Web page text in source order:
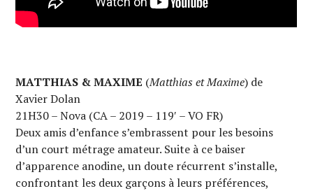
MATTHIAS & MAXIME (Matthias et Maxime) de
Xavier Dolan
21H30 – Nova (CA – 2019 – 119′ – VO FR)
Deux amis d’enfance s’embrassent pour les besoins
d’un court métrage amateur. Suite à ce baiser
d’apparence anodine, un doute récurrent s’installe,
confrontant les deux garçons à leurs préférences,